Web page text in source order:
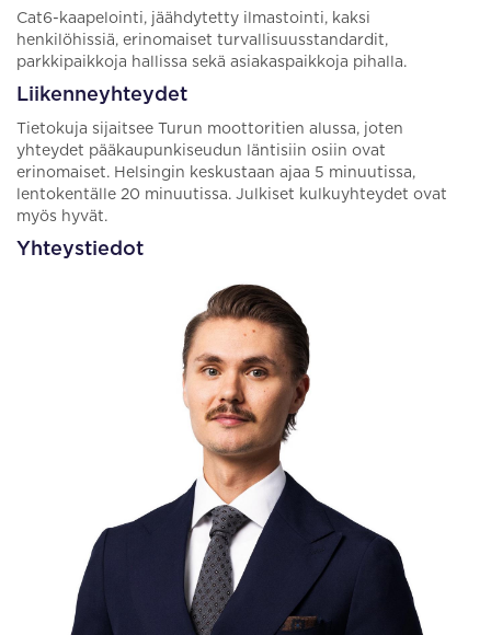
Cat6-kaapelointi, jäähdytetty ilmastointi, kaksi
henkilöhissiä, erinomaiset turvallisuusstandardit,
parkkipaikkoja hallissa sekä asiakaspaikkoja pihalla.
Liikenneyhteydet
Tietokuja sijaitsee Turun moottoritien alussa, joten
yhteydet pääkaupunkiseudun läntisiin osiin ovat
erinomaiset. Helsingin keskustaan ajaa 5 minuutissa,
lentokentälle 20 minuutissa. Julkiset kulkuyhteydet ovat
myös hyvät.
Yhteystiedot